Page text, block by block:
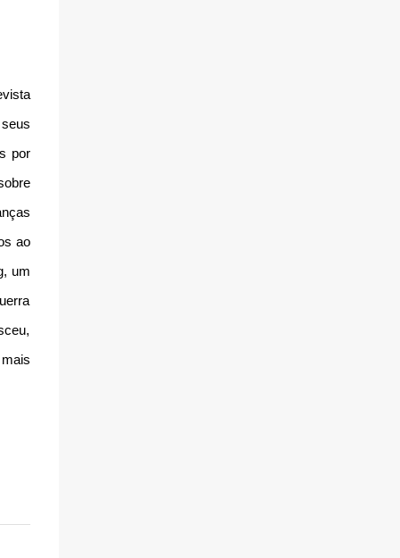
por
ao
um